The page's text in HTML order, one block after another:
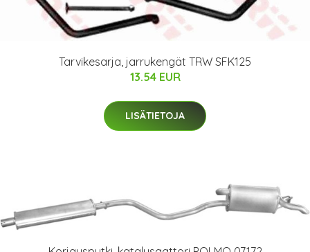
Tarvikesarja, jarrukengät TRW SFK125
13.54 EUR
LISÄTIETOJA